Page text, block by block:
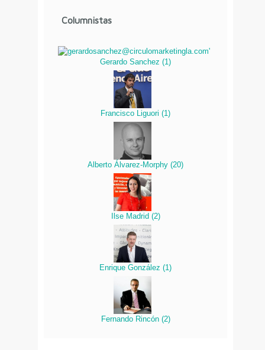
Columnistas
Gerardo Sanchez (1)
Francisco Liguori (1)
Alberto Álvarez-Morphy (20)
Ilse Madrid (2)
Enrique González (1)
Fernando Rincón (2)